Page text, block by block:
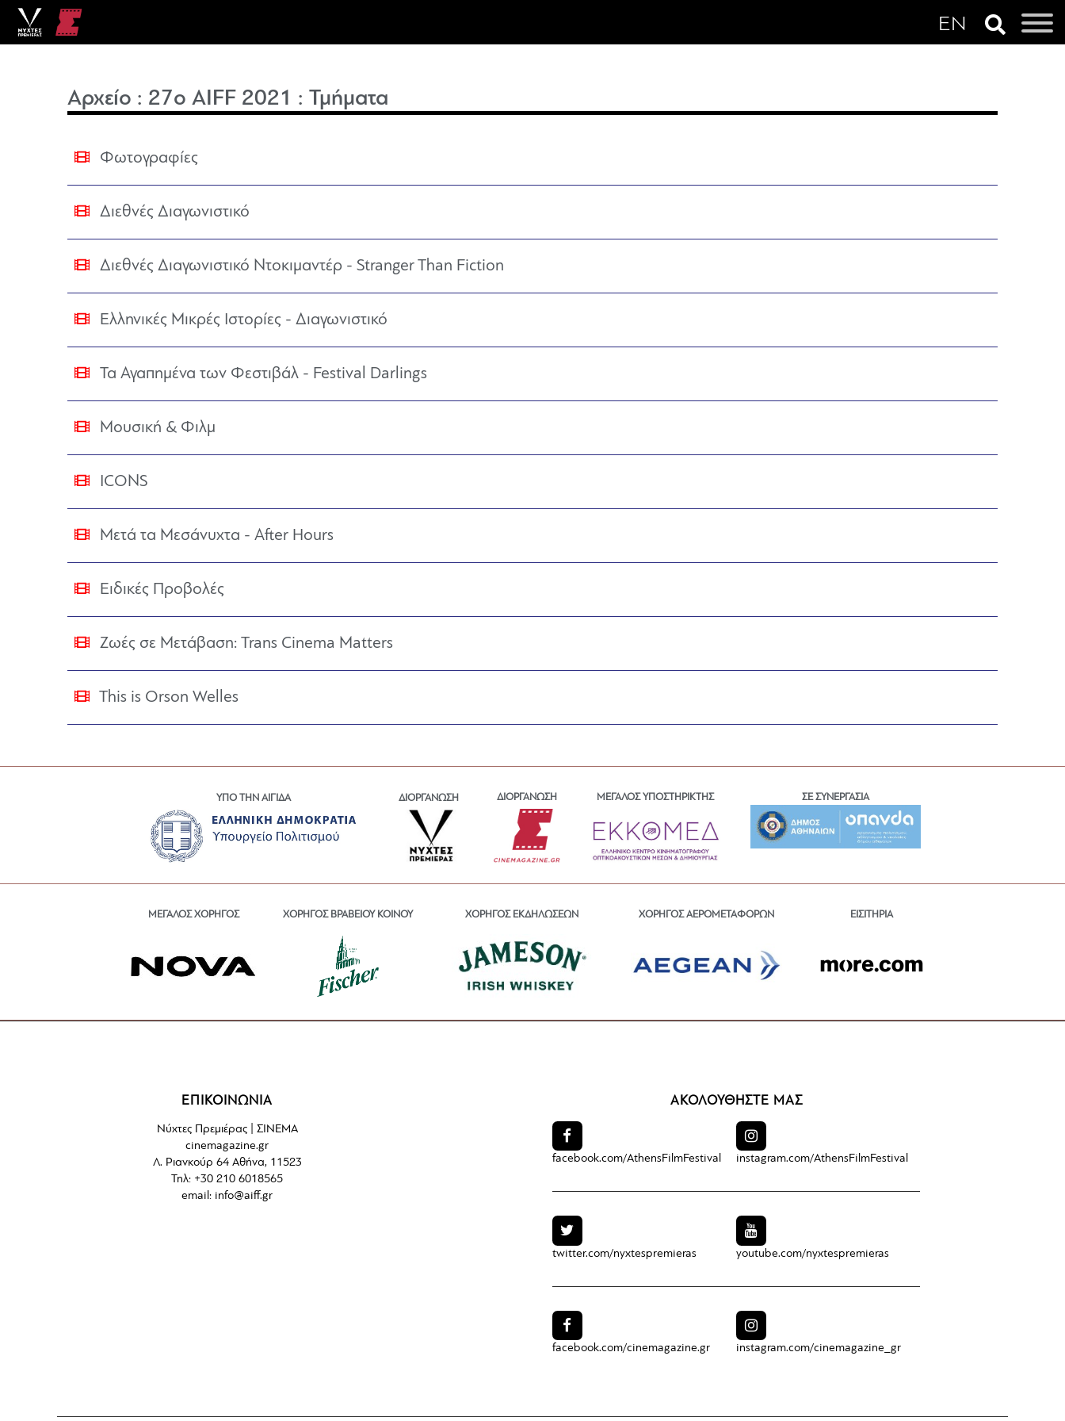
Αρχείο : 27o AIFF 2021 :Τμήματα
Φωτογραφίες
Διεθνές Διαγωνιστικό
Διεθνές Διαγωνιστικό Ντοκιμαντέρ - Stranger Than Fiction
Ελληνικές Μικρές Ιστορίες - Διαγωνιστικό
Τα Αγαπημένα των Φεστιβάλ - Festival Darlings
Μουσική & Φιλμ
ICONS
Μετά τα Μεσάνυχτα - After Hours
Ειδικές Προβολές
Ζωές σε Μετάβαση: Trans Cinema Matters
This is Orson Welles
ΥΠΟ ΤΗΝ ΑΙΓΙΔΑ ΔΙΟΡΓΑΝΩΣΗ ΔΙΟΡΓΑΝΩΣΗ ΜΕΓΑΛΟΣ ΥΠΟΣΤΗΡΙΚΤΗΣ ΣΕ ΣΥΝΕΡΓΑΣΙΑ
ΜΕΓΑΛΟΣ ΧΟΡΗΓΟΣ ΧΟΡΗΓΟΣ ΒΡΑΒΕΙΟΥ ΚΟΙΝΟΥ ΧΟΡΗΓΟΣ ΕΚΔΗΛΩΣΕΩΝ ΧΟΡΗΓΟΣ ΑΕΡΟΜΕΤΑΦΟΡΩΝ ΕΙΣΙΤΗΡΙΑ
ΕΠΙΚΟΙΝΩΝΙΑ
Νύχτες Πρεμιέρας | ΣΙΝΕΜΑ
cinemagazine.gr
Λ. Ριανκούρ 64 Αθήνα, 11523
Τηλ: +30 210 6018565
email: info@aiff.gr
ΑΚΟΛΟΥΘΗΣΤΕ ΜΑΣ
facebook.com/AthensFilmFestival
twitter.com/nyxtespremieras
facebook.com/cinemagazine.gr
instagram.com/AthensFilmFestival
youtube.com/nyxtespremieras
instagram.com/cinemagazine_gr